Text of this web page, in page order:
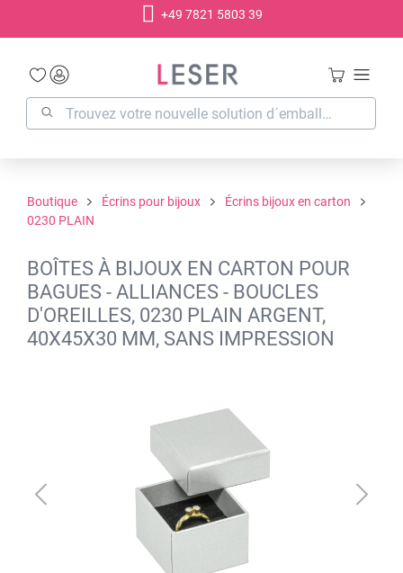
+49 7821 5803 39
Boutique Écrins pour bijoux
Écrins bijoux en carton
0230 PLAIN
BOÎTES À BIJOUX EN CARTON POUR
BAGUES - ALLIANCES - BOUCLES
D'OREILLES, 0230 PLAIN ARGENT,
40X45X30 MM, SANS IMPRESSION